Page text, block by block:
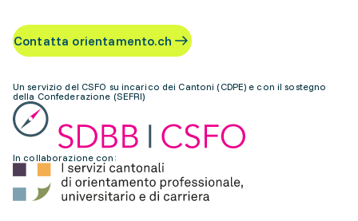
Contatta orientamento.ch
Un servizio del CSFO su incarico dei Cantoni (CDPE) e con il sostegno
della Confederazione (SEFRI)
In collaborazione con: